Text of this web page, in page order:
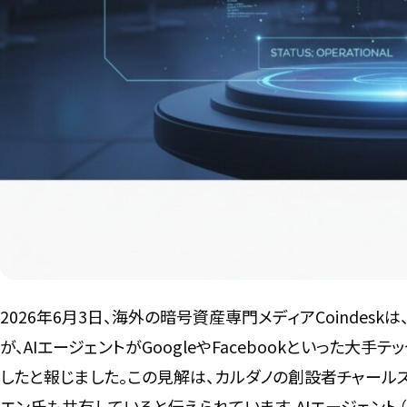
2026年6月3日、海外の暗号資産専門メディアCoindeskは
が、AIエージェントがGoogleやFacebookといった大手
したと報じました。この見解は、カルダノの創設者チャー